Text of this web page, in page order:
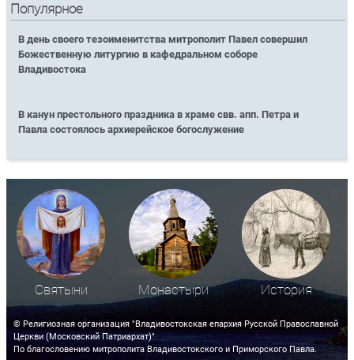
Популярное
В день своего тезоименитства митрополит Павел совершил
Божественную литургию в кафедральном соборе
Владивостока
В канун престольного праздника в храме свв. апп. Петра и
Павла состоялось архиерейское богослужение
Святыни Монастыри История
© Религиозная организация "Владивостокская епархия Русской Православной
Церкви (Московский Патриархат)"
По благословению митрополита Владивостокского и Приморского Павла.